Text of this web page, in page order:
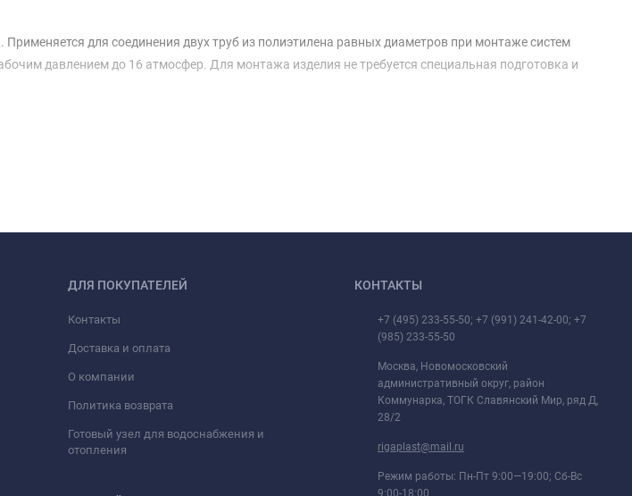
для соединения двух труб из полиэтилена равных диаметров при монтаже систем
давлением до 16 атмосфер. Для монтажа изделия не требуется специальная подготовка и
ДЛЯ ПОКУПАТЕЛЕЙ
Контакты
Доставка и оплата
О компании
Политика возврата
Готовый узел для водоснабжения и
отопления
КОНТАКТЫ
+7 (495) 233-55-50; +7 (991) 241-42-00; +7
(985) 233-55-50
Москва, Новомосковский
административный округ, район
Коммунарка, ТОГК Славянский Мир, ряд Д,
28/2
rigaplast@mail.ru
Режим работы: Пн-Пт 9:00—19:00; Сб-Вс
9:00-18:00